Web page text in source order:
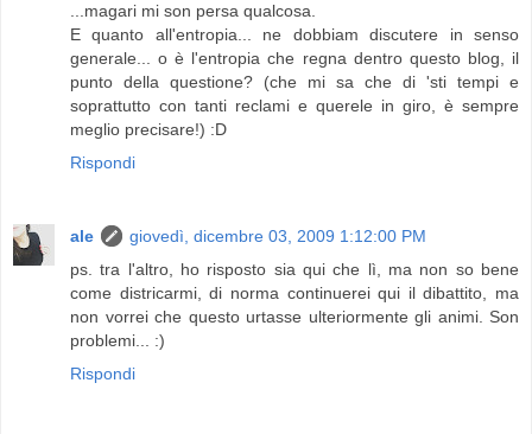
...magari mi son persa qualcosa.
E quanto all'entropia... ne dobbiam discutere in senso
generale... o è l'entropia che regna dentro questo blog, il
punto della questione? (che mi sa che di 'sti tempi e
soprattutto con tanti reclami e querele in giro, è sempre
meglio precisare!) :D
Rispondi
ale
giovedì, dicembre 03, 2009 1:12:00 PM
ps. tra l'altro, ho risposto sia qui che lì, ma non so bene
come districarmi, di norma continuerei qui il dibattito, ma
non vorrei che questo urtasse ulteriormente gli animi. Son
problemi... :)
Rispondi